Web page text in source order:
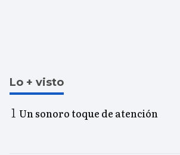
Lo + visto
Un sonoro toque de atención